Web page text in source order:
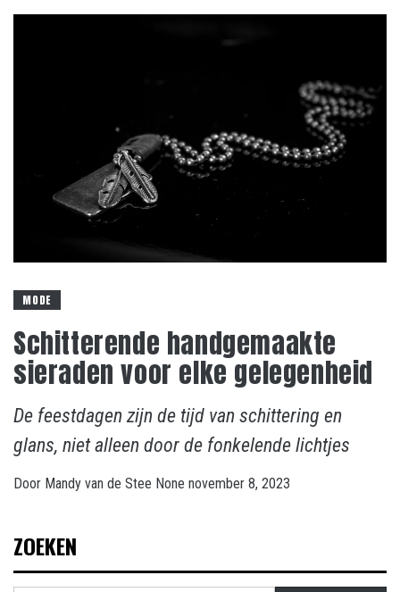
MODE
Schitterende handgemaakte
sieraden voor elke gelegenheid
De feestdagen zijn de tijd van schittering en
glans, niet alleen door de fonkelende lichtjes
Door Mandy van de Stee None november 8, 2023
ZOEKEN